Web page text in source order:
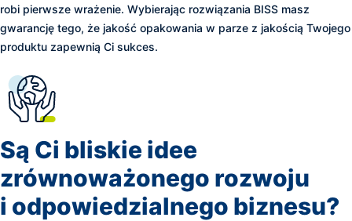
robi pierwsze wrażenie. Wybierając rozwiązania BISS masz
gwarancję tego, że jakość opakowania w parze z jakością Twojego
produktu zapewnią Ci sukces.
Są Ci bliskie idee
zrównoważonego rozwoju
i odpowiedzialnego biznesu?